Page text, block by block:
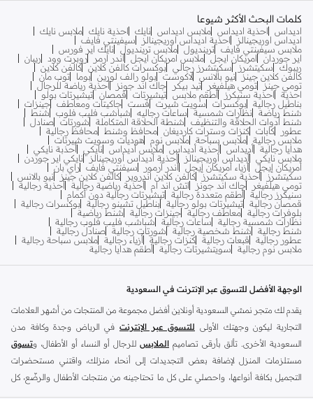
كلمات البحث الأكثر شيوعا
اديداس احذية اديداس ملابس اديداس نايك احذية نايك ملابس نايك
اديداس اوريجينالز
احذية اديداس اوريجينالز
سيفينتي فايف
ملابس سيفينتي فايف ترينديول ملابس ترينديول نايك اير فورس
اير جوردان
امريكان ايجل ملابس امريكان ايجل اندر ارمر روبرت وود
ريبان
ريبوك
سكيتشرز سكيتشرز رجالي بوكسرات كالفن كلاين كالفن كلاين
كالفن كلاين جينز نيو بالانس لاكوست بولو رالف لورين بوما
توب مان
تومي جينز تومي هيلفيغر تيد بيكر جاك اند جونز
أحذية رياضة للرجال
احذية
احذية سنيكرز أطقم ملابس تيشيرتات قمصان تيشيرتات بولو
بناطيل رجالية بوكسرات سويت شيرت فست جاكيتات ومعاطف جينزات
شنط رياضة نظارات شمسية ساعات رجاليه شباشب فليب فلوب
شنط
شنط أدوات الحلاقة والتنظيف
شنطة الحلاقة المتكاملة شورتات صنادل
عطور
كابات كنزات وسترات كارديغان محافظ وشنط
محافظ رجالية
ملابس رجالية ملابس سباحة ملابس نوم
هوديات وسويت شيرتات
هدايا رجالية أديداس أحذية أديداس ملابس أديداس نايكي أحذبة نايكي
ملابس نايكي أديداس أوريجينالز أحذية أديداس أوريجينالز
نايكي اير جوردن
أمريكان إيجل أزياء أمريكان إيجل أندر آرمور سيفنتي فايف راي بان
سكيتشرز
أحذية سكيتشرز كالفن كلاين اندروير كالفن كلاين جينز
نيو بالانس
تومي هيلفيغر
جاك اند جونز اتش اند ام أحذية رياضية رجالية أحذية رجالية
سنيكرز رجالية أطقم متعددة رجالية تيشيرتات رجالية دون أكمام
قمصان رجالية تيشيرتات بولو رجالية بناطيل تشينو رجالية بوكسرات رجالية
بلوفرات رجالية معاطف رجالية جينزات رجالية
شنط رياضية
نظارات شمسية رجالية
ساعات رجالية
شباشب فليب فلوب رجالية
شنط رجالية
شنط شخصية رجالية شورتات رجالية صنادل رجالية
عطور رجالية
قبعات رجالية كنزات رجالية أزياء رجالية ملابس سباحة رجالية
ملابس نوم رجالية
سويتشيرتات رجالية أطقم هدايا رجالية
الوجهة الأفضل للتسوق عبر الإنترنت في السعودية
يقدم لك متجر نمشي السعودية أونلاين أفضل مجموعة من المنتجات من أشهر العلامات
التجارية ليكون وجهتك الأولى للتسوق عبر الإنترنت في الرياض وجدة وكافة مدن
السعودية الأخرى. تألق بأرقى تصاميم الملابس للرجال أو النساء أو الأطفال، وتسوق
مستلزمات المنزل لإضافة بعض التجديدات إلى أنحاء منزلك، واقتني مستحضرات
التجميل بكافة أنواعها، واحصلي على كل ما تحتاجينه من منتجات الأطفال والرضّع، كل